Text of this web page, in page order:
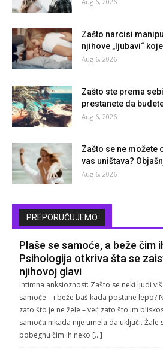
Zašto narcisi
njihove „ljubavi“
Aug 6, 2026
Zašto ste prema
prestanete da
Aug 6, 2026
Zašto se ne možete
vas uništava?
Aug 6, 2026
PREPORUČUJEMO
Plaše se samoće, a beže čim
Psihologija otkriva šta se
njihovoj glavi
Intimna anksioznost: Zašto se neki ljudi
samoće – i beže baš kada postane lepo?
zato što je ne žele – već zato što im
samoća nikada nije umela da uključi. Žale
pobegnu čim ih neko […]